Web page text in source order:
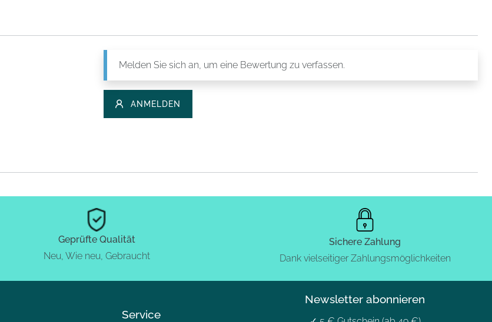
Melden Sie sich an, um eine Bewertung zu verfassen.
ANMELDEN
Geprüfte Qualität
Neu, Wie neu, Gebraucht
Sichere Zahlung
Dank vielseitiger Zahlungsmöglichkeiten
Service
Newsletter abonnieren